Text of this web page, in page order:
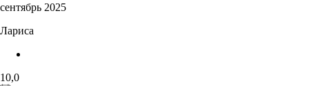
сентябрь 2025
Лариса
10,0